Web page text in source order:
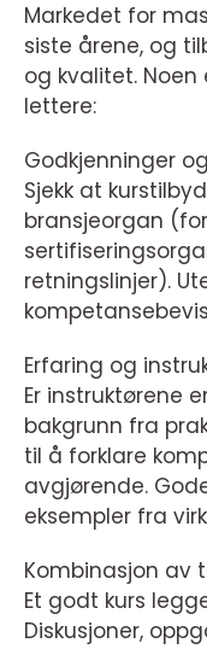
Markedet for
siste årene, og
og kvalitet. Noen
lettere:
Godkjenninger
Sjekk at
bransjeorgan
retningslinjer).
Erfaring og
Er instruktørene
bakgrunn fra
til å forklare
avgjørende.
eksempler fra
Kombinasjon av
Et godt kurs
Diskusjoner,